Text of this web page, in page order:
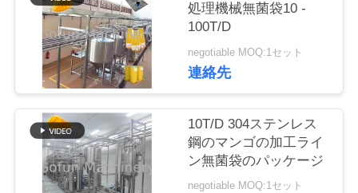
管
処理機械無菌袋10 -
100T/D
negotiable MOQ:1セット
連絡先
10T/D 304ステンレス
鋼のマンゴの加工ライ
ン無菌袋のパッケージ
negotiable MOQ:1セット